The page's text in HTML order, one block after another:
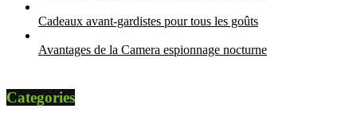
Cadeaux avant-gardistes pour tous les goûts
Avantages de la Camera espionnage nocturne
Categories